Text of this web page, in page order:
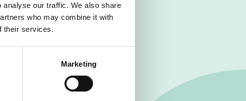
our traffic. We also share
who may combine it with
their services.
Marketing